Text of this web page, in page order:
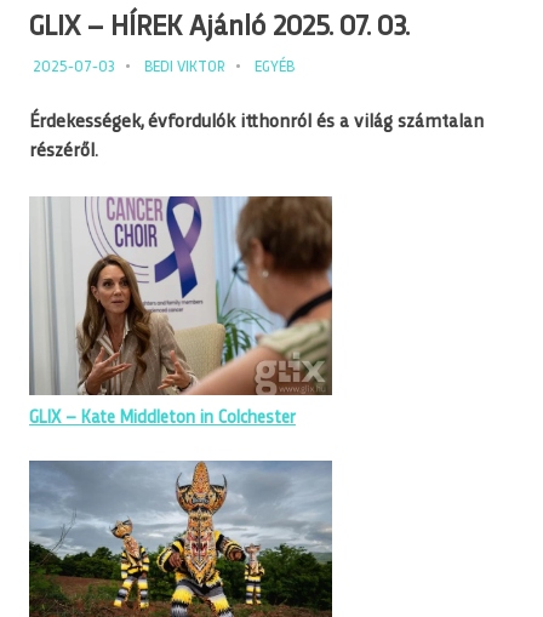
GLIX – HÍREK Ajánló 2025. 07. 03.
2025-07-03 BEDI VIKTOR EGYÉB
Érdekességek, évfordulók itthonról és a világ számtalan
részéről.
GLIX – Kate Middleton in Colchester